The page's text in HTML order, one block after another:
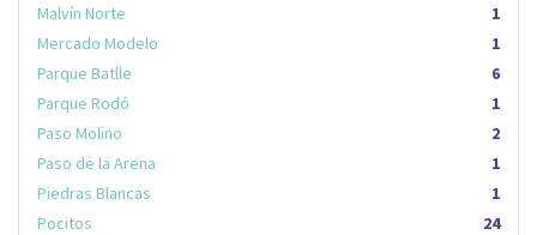
1
Malvín Norte
1
Mercado Modelo
6
Parque Batlle
1
Parque Rodó
2
Paso Molino
1
Paso de la Arena
1
Piedras Blancas
24
Pocitos